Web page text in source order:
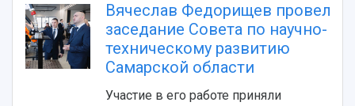
Вячеслав Федорищев провел
заседание Совета по научно-
техническому развитию
Самарской области
Участие в его работе приняли